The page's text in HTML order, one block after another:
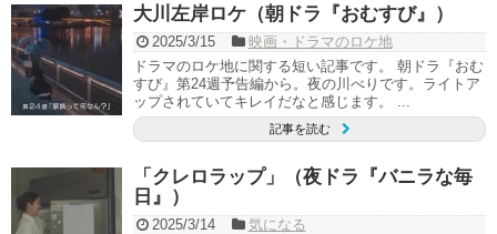
大川左岸ロケ（朝ドラ『おむすび』）
2025/3/15
映画・ドラマのロケ地
ドラマのロケ地に関する短い記事です。 朝ドラ『おむ
すび』第24週予告編から。夜の川べりです。ライトア
ップされていてキレイだなと感じます。 ...
記事を読む
「クレロラップ」（夜ドラ『バニラな毎
日』）
2025/3/14
気になる